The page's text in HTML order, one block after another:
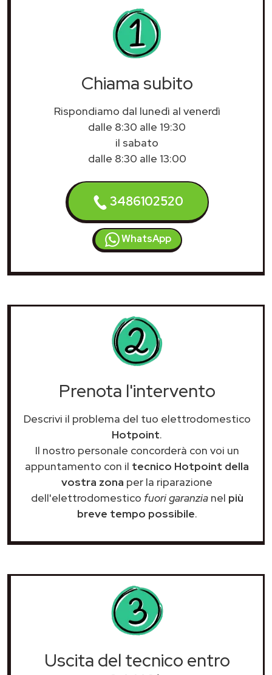
Chiama subito
Rispondiamo dal lunedì al venerdì
dalle 8:30 alle 19:30
il sabato
dalle 8:30 alle 13:00
3486102520
WhatsApp
Prenota l'intervento
Descrivi il problema del tuo elettrodomestico
Hotpoint.
Il nostro personale concorderà con voi un
appuntamento con il tecnico Hotpoint della
vostra zona per la riparazione
dell'elettrodomestico fuori garanzianel più
breve tempo possibile.
Uscita del tecnico entro